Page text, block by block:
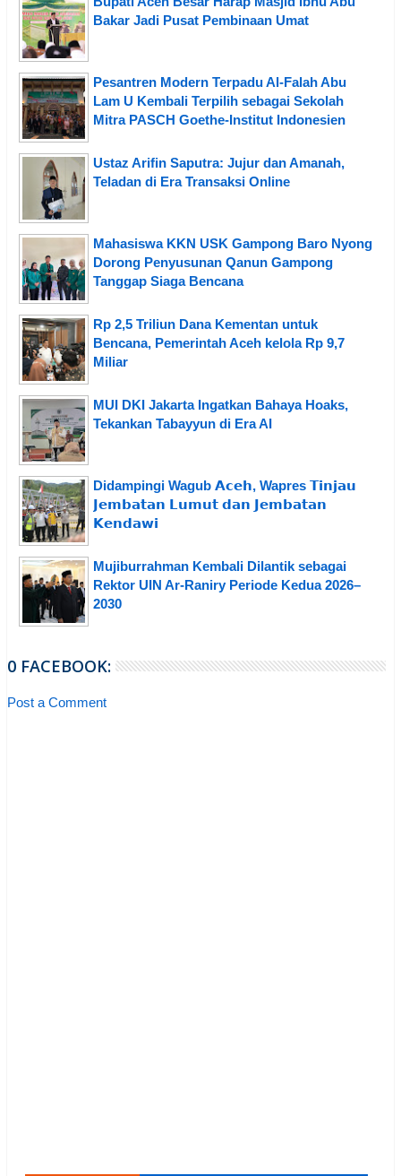
Bakar Jadi Pusat Pembinaan Umat
Pesantren Modern Terpadu Al-Falah Abu
Lam U Kembali Terpilih sebagai Sekolah
Mitra PASCH Goethe-Institut Indonesien
Ustaz Arifin Saputra: Jujur dan Amanah,
Teladan di Era Transaksi Online
Mahasiswa KKN USK Gampong Baro Nyong
Dorong Penyusunan Qanun Gampong
Tanggap Siaga Bencana
Rp 2,5 Triliun Dana Kementan untuk
Bencana, Pemerintah Aceh kelola Rp 9,7
Miliar
MUI DKI Jakarta Ingatkan Bahaya Hoaks,
Tekankan Tabayyun di Era AI
Didampingi Wagub 𝗔𝗰𝗲𝗵, Wapres 𝗧𝗶𝗻𝗷𝗮𝘂
𝗝𝗲𝗺𝗯𝗮𝘁𝗮𝗻 𝗟𝘂𝗺𝘂𝘁 𝗱𝗮𝗻 𝗝𝗲𝗺𝗯𝗮𝘁𝗮𝗻
𝗞𝗲𝗻𝗱𝗮𝘄𝗶
Mujiburrahman Kembali Dilantik sebagai
Rektor UIN Ar-Raniry Periode Kedua 2026–
2030
0 FACEBOOK:
Post a Comment